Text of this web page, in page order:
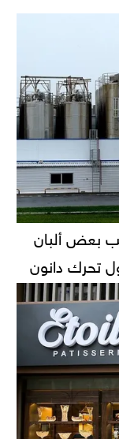
بعض ألبان
تحرك دانون